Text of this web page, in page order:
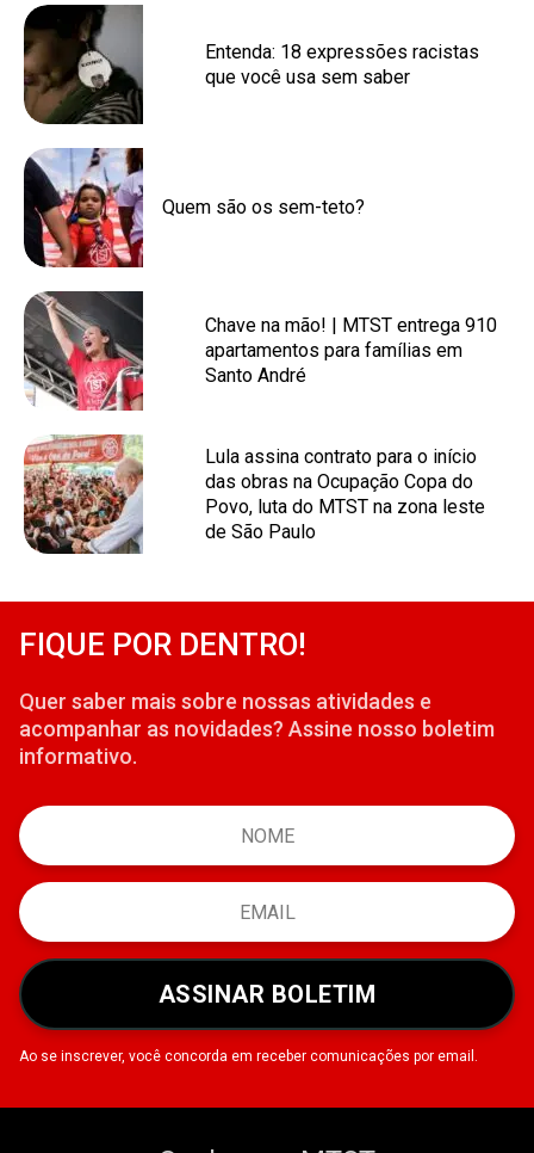
Entenda: 18 expressões racistas
que você usa sem saber
Quem são os sem-teto?
Chave na mão! | MTST entrega 910
apartamentos para famílias em
Santo André
Lula assina contrato para o início
das obras na Ocupação Copa do
Povo, luta do MTST na zona leste
de São Paulo
FIQUE POR DENTRO!
Quer saber mais sobre nossas atividades e
acompanhar as novidades? Assine nosso boletim
informativo.
ASSINAR BOLETIM
Ao se inscrever, você concorda em receber comunicações por email.